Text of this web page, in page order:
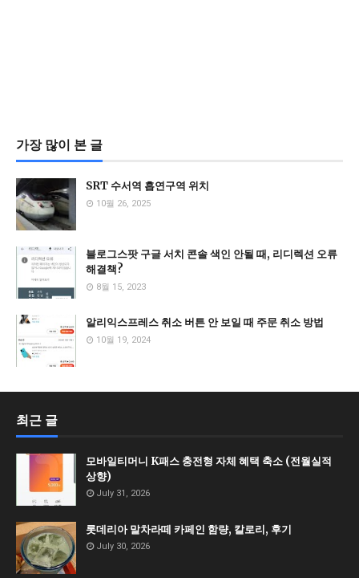
가장 많이 본 글
SRT 수서역 흡연구역 위치
10월 26, 2025
블로그스팟 구글 서치 콘솔 색인 안될 때, 리디렉션 오류
해결책?
8월 15, 2023
알리익스프레스 취소 버튼 안 보일 때 주문 취소 방법
10월 19, 2024
최근 글
모바일티머니 K패스 충전형 자체 혜택 축소 (전월실적
상향)
July 31, 2026
롯데리아 말차라떼 카페인 함량, 칼로리, 후기
July 30, 2026